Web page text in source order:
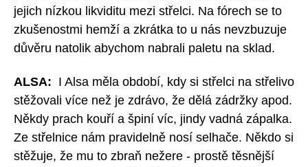
jejich nízkou likviditu mezi střelci. Na fórech se to
zkušenostmi hemží a zkrátka to u nás nevzbuzuje
důvěru natolik abychom nabrali paletu na sklad.
ALSA: I Alsa měla období, kdy si střelci na střelivo
stěžovali více než je zdrávo, že dělá zádržky apod.
Někdy prach kouří a špiní víc, jindy vadná zápalka.
Ze střelnice nám pravidelně nosí selhače. Někdo si
stěžuje, že mu to zbraň nežere - prostě těsnější